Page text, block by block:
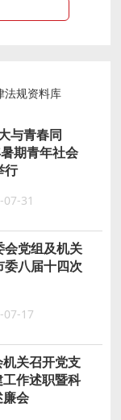
法规资料库
与青春同
期青年社会
行
07-31
会党组及机关
委八届十四次
07-17
关召开党支
作述职暨科
会